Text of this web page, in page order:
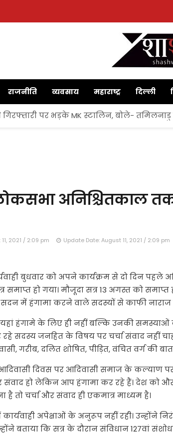
राजनीति व्यवसाय महाराष्ट्र दिल्ली
पर भड़के MK स्टालिन, बोले-
लोकसभा अनिश्चितकाल
2021 / 2:09 pm Update Date: August 11, 2021 / 2:09 pm
बुधवार को अपने कार्यक्रम से दो दिन पहले
हो गया। मौजूदा सत्र 13 अगस्त को समाप्त
में हंगामा करने वाले सदस्यों से काफी
हंगामे के लिए ही नहीं बल्कि उनकी
रहे सदस्य जनहित के विषय पर चर्चा संवाद नहीं
गरीब, दलित शोषित, पीड़ित, वंचित वर्ग की
दिवस पर आदिवासी समाज के कल्याण
संवाद हो लेकिन आप हंगामा कर रहे हैं। देश को
तो चर्चा और संवाद ही एकमात्र माध्यम है।
अपेक्षाओं के अनुरूप नहीं रही। उन्होंने
बताया कि सत्र के दौरान संविधान 127वां